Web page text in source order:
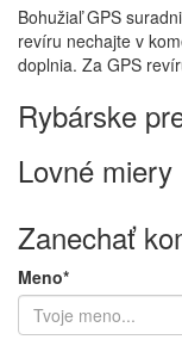
Bohužiaľ GPS
revíru nechajte v
doplnia. Za GPS
Rybárske
Lovné miery
Zanechať
Meno*